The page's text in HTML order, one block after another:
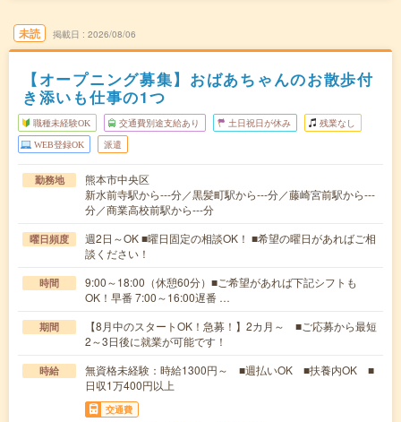
未読 掲載日 2026/08/06
【オープニング募集】おばあちゃんのお散歩付
き添いも仕事の1つ
職種未経験OK 交通費別途支給あり 土日祝日が休み 残業なし
WEB登録OK 派遣
勤務地
熊本市中央区
新水前寺駅から---分／黒髪町駅から---分／藤崎宮前駅から---
分／商業高校前駅から---分
曜日頻度
週2日～OK ■曜日固定の相談OK！ ■希望の曜日があればご相
談ください！
時間
9:00～18:00（休憩60分）■ご希望があれば下記シフトも
OK！早番 7:00～16:00遅番 …
期間
【8月中のスタートOK！急募！】2カ月～ ■ご応募から最短
2～3日後に就業が可能です！
時給
無資格未経験：時給1300円～ ■週払いOK ■扶養内OK ■
日収1万400円以上
交通費